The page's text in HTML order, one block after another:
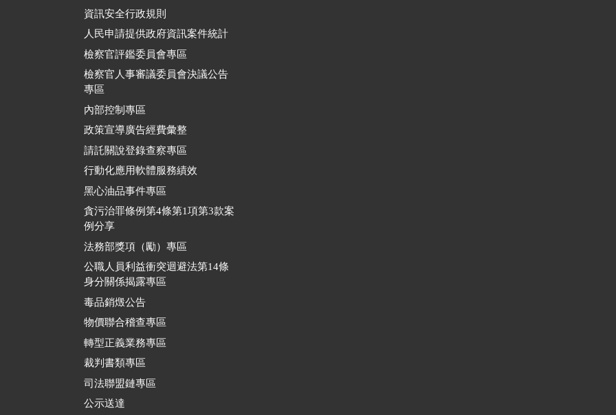
資訊安全行政規則
人民申請提供政府資訊案件統計
檢察官評鑑委員會專區
檢察官人事審議委員會決議公告
專區
內部控制專區
政策宣導廣告經費彙整
請託關說登錄查察專區
行動化應用軟體服務績效
黑心油品事件專區
貪污治罪條例第4條第1項第3款案
例分享
法務部獎項（勵）專區
公職人員利益衝突迴避法第14條
身分關係揭露專區
毒品銷燬公告
物價聯合稽查專區
轉型正義業務專區
裁判書類專區
司法聯盟鏈專區
公示送達